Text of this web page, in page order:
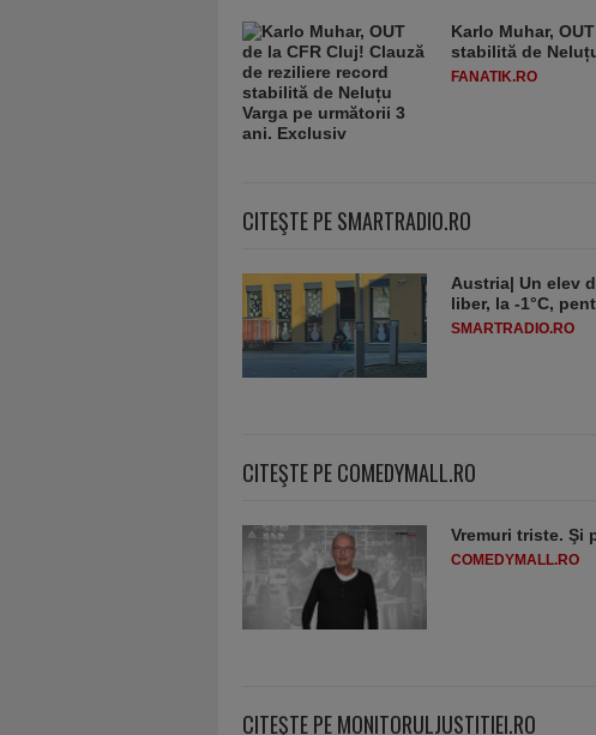
Karlo Muhar,
stabilită de
FANATIK.RO
CITEŞTE PE SMARTRADIO.RO
Austria| Un elev
liber, la -1°C,
SMARTRADIO.RO
CITEŞTE PE COMEDYMALL.RO
Vremuri triste. Şi
COMEDYMALL.RO
CITEŞTE PE MONITORULJUSTITIEI.RO